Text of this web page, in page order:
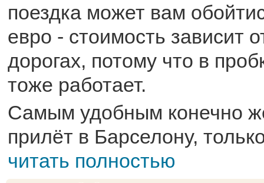
поездка может вам
евро - стоимость зависит
дорогах, потому что в
тоже работает.
Самым удобным конечно
прилёт в Барселону,
читать полностью